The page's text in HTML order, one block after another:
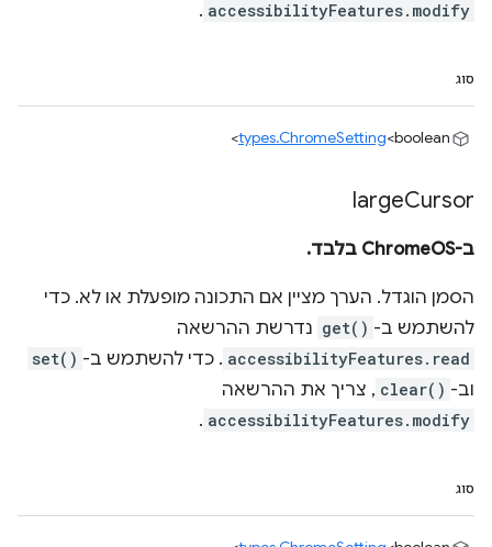
accessibilityFeatures.modify
.
סוג
types.ChromeSetting<boolean>
largeCursor
ב-ChromeOS בלבד.
הסמן הוגדל. הערך מציין אם התכונה מופעלת או לא. כדי
להשתמש ב- get() נדרשת ההרשאה
accessibilityFeatures.read . כדי להשתמש ב- set()
וב- clear() , צריך את ההרשאה
accessibilityFeatures.modify
.
סוג